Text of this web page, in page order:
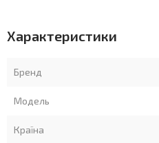
Характеристики
Бренд
Модель
Країна